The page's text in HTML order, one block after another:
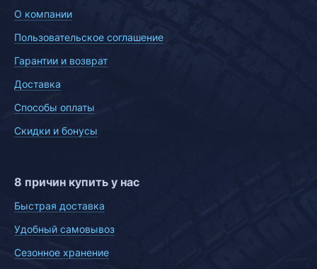
О компании
Пользовательское соглашение
Гарантии и возврат
Доставка
Способы оплаты
Скидки и бонусы
8 причин купить у нас
Быстрая доставка
Удобный самовывоз
Сезонное хранение